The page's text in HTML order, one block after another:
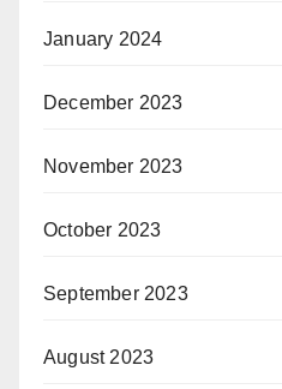
January 2024
December 2023
November 2023
October 2023
September 2023
August 2023